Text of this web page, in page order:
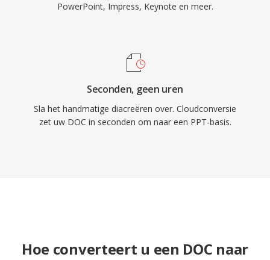
PowerPoint, Impress, Keynote en meer.
Seconden, geen uren
Sla het handmatige diacreëren over. Cloudconversie
zet uw DOC in seconden om naar een PPT-basis.
Hoe converteert u een DOC naar